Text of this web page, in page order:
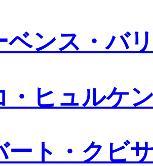
ベンス・バ
・ヒュルケ
ート・クビ